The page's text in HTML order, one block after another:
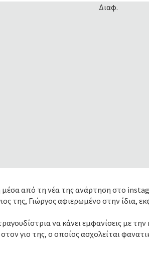
Διαφ.
από τη νέα της ανάρτηση στο
της, Γιώργος αφιερωμένο στην ίδια,
να κάνει εμφανίσεις με
γιο της, ο οποίος ασχολείται